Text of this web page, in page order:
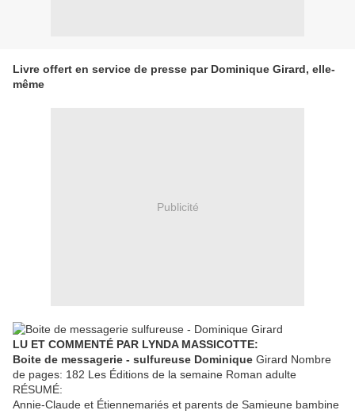
Livre offert en service de presse par Dominique Girard, elle-
même
Publicité
LU ET COMMENTÉ PAR LYNDA MASSICOTTE:
Boite de messagerie - sulfureuse Dominique Girard​ Nombre
de pages: 182 Les Éditions de la semaine Roman adulte
RÉSUMÉ:
Annie-Claude et Étiennemariés et parents de Samieune bambine